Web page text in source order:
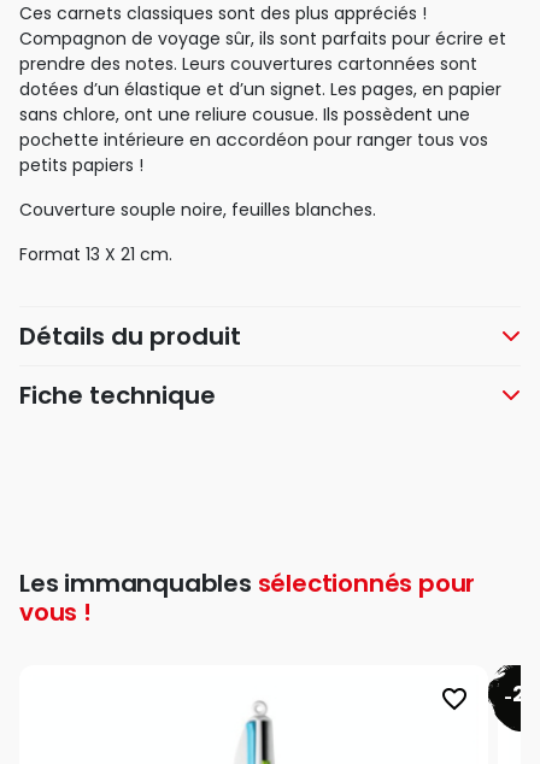
Ces carnets classiques sont des plus appréciés !
Compagnon de voyage sûr, ils sont parfaits pour écrire et
prendre des notes. Leurs couvertures cartonnées sont
dotées d’un élastique et d’un signet. Les pages, en papier
sans chlore, ont une reliure cousue. Ils possèdent une
pochette intérieure en accordéon pour ranger tous vos
petits papiers !
Couverture souple noire, feuilles blanches.
Format 13 X 21 cm.
Détails du produit
Fiche technique
Les immanquables sélectionnés pour
vous !
favorite_border -26